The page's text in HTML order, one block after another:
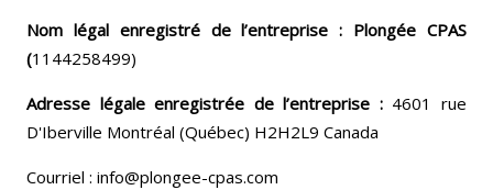
Nom légal enregistré de l’entreprise : Plongée CPAS
(1144258499)
Adresse légale enregistrée de l’entreprise :4601 rue
D'Iberville Montréal (Québec) H2H2L9 Canada
Courriel : info@plongee-cpas.com